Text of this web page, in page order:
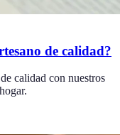
de calidad?
calidad con nuestros